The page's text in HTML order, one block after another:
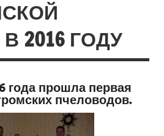
2016 ГОДУ
года прошла первая
пчеловодов.